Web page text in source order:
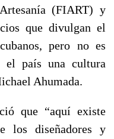
(FIART) y
que divulgan el
pero no es
el país una cultura
Ahumada.
que “aquí existe
los diseñadores y